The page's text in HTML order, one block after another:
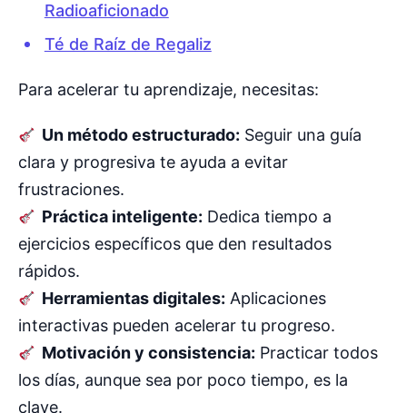
Radioaficionado
Té de Raíz de Regaliz
Para acelerar tu aprendizaje, necesitas:
Un método estructurado: Seguir una guía
clara y progresiva te ayuda a evitar
frustraciones.
Práctica inteligente: Dedica tiempo a
ejercicios específicos que den resultados
rápidos.
Herramientas digitales: Aplicaciones
interactivas pueden acelerar tu progreso.
Motivación y consistencia: Practicar todos
los días, aunque sea por poco tiempo, es la
clave.